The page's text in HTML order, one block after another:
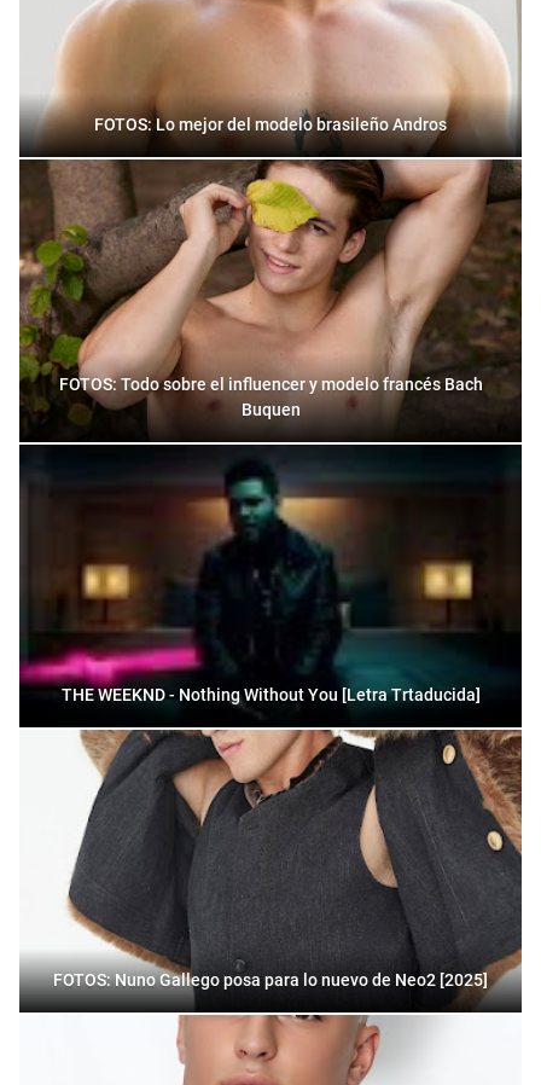
FOTOS: Lo mejor del modelo brasileño Andros
FOTOS: Todo sobre el influencer y modelo francés Bach
Buquen
THE WEEKND - Nothing Without You [Letra Trtaducida]
FOTOS: Nuno Gallego posa para lo nuevo de Neo2 [2025]